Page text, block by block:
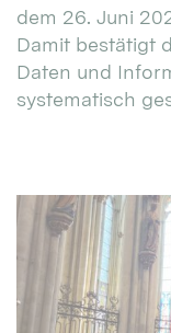
dem 26. Juni
Damit bestätigt
Daten und
systematisch